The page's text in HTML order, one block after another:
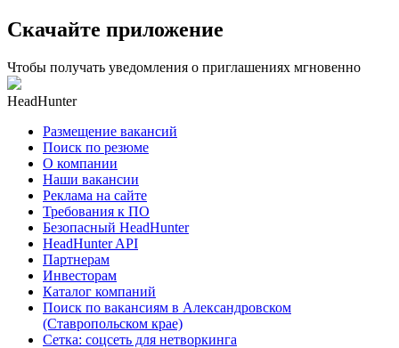
Скачайте приложение
Чтобы получать уведомления о приглашениях мгновенно
HeadHunter
Размещение вакансий
Поиск по резюме
О компании
Наши вакансии
Реклама на сайте
Требования к ПО
Безопасный HeadHunter
HeadHunter API
Партнерам
Инвесторам
Каталог компаний
Поиск по вакансиям в Александровском
(Ставропольском крае)
Сетка: соцсеть для нетворкинга